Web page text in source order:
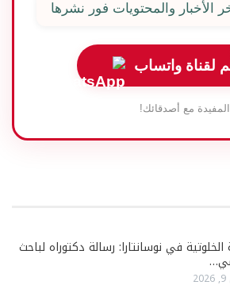
الأخبار والمحتويات فور نشرها
لقناة واتساب
مع أصدقائك!
الخلوتية في نوسانتارا: رسالة دكتوراه لباحث